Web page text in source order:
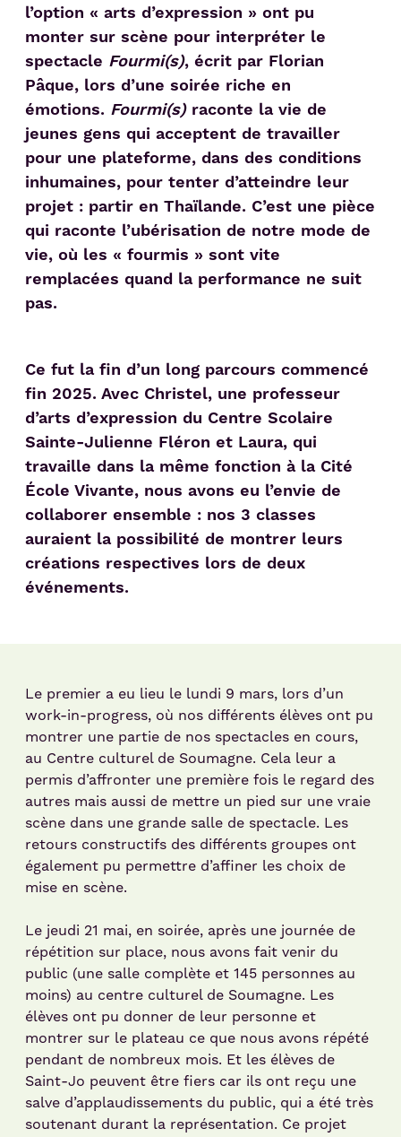
l’option « arts d’expression » ont pu
monter sur scène pour interpréter le
spectacle Fourmi(s), écrit par Florian
Pâque, lors d’une soirée riche en
émotions. Fourmi(s)raconte la vie de
jeunes gens qui acceptent de travailler
pour une plateforme, dans des conditions
inhumaines, pour tenter d’atteindre leur
projet : partir en Thaïlande. C’est une pièce
qui raconte l’ubérisation de notre mode de
vie, où les « fourmis » sont vite
remplacées quand la performance ne suit
pas.
Ce fut la fin d’un long parcours commencé
fin 2025. Avec Christel, une professeur
d’arts d’expression du Centre Scolaire
Sainte-Julienne Fléron et Laura, qui
travaille dans la même fonction à la Cité
École Vivante, nous avons eu l’envie de
collaborer ensemble : nos 3 classes
auraient la possibilité de montrer leurs
créations respectives lors de deux
événements.
Le premier a eu lieu le lundi 9 mars, lors d’un
work-in-progress, où nos différents élèves ont pu
montrer une partie de nos spectacles en cours,
au Centre culturel de Soumagne. Cela leur a
permis d’affronter une première fois le regard des
autres mais aussi de mettre un pied sur une vraie
scène dans une grande salle de spectacle. Les
retours constructifs des différents groupes ont
également pu permettre d’affiner les choix de
mise en scène.
Le jeudi 21 mai, en soirée, après une journée de
répétition sur place, nous avons fait venir du
public (une salle complète et 145 personnes au
moins) au centre culturel de Soumagne. Les
élèves ont pu donner de leur personne et
montrer sur le plateau ce que nous avons répété
pendant de nombreux mois. Et les élèves de
Saint-Jo peuvent être fiers car ils ont reçu une
salve d’applaudissements du public, qui a été très
soutenant durant la représentation. Ce projet